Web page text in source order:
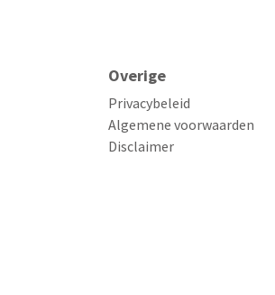
Overige
Privacybeleid
Algemene voorwaarden
Disclaimer